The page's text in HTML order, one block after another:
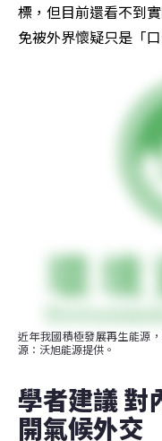
標，但目前還看不到
免被外界懷疑只是「
近年我國積極發展再生能源
源：沃旭能源提供。
學者建議 對
開氣候外交